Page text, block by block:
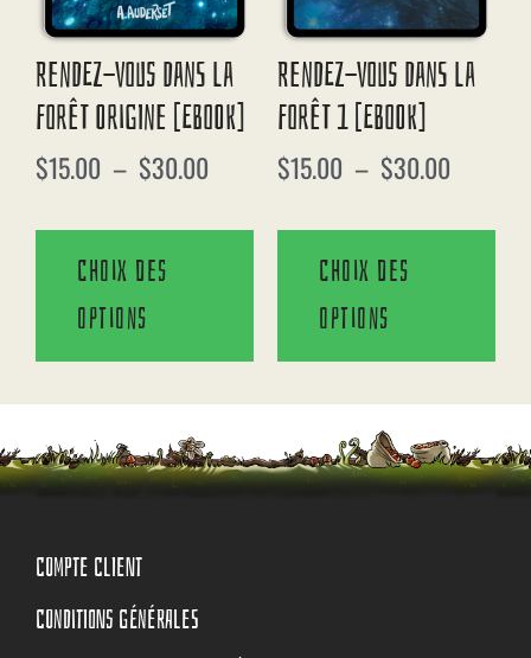
Rendez-Vous Dans La
Forêt Origine [eBook]
$15.00 – $30.00
Choix des
options
Rendez-Vous Dans La
Forêt 1 [eBook]
$15.00 – $30.00
Choix des
options
COMPTE CLIENT
CONDITIONS GÉNÉRALES